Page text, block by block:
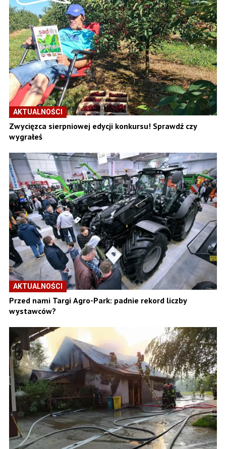
AKTUALNOŚCI
Zwycięzca sierpniowej edycji konkursu! Sprawdź czy
wygrałeś
AKTUALNOŚCI
Przed nami Targi Agro-Park: padnie rekord liczby
wystawców?